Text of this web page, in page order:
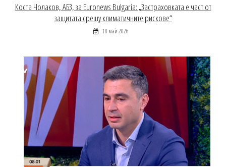
Коста Чолаков, АБЗ, за Euronews Bulgaria: „Застраховката е част от
защитата срещу климатичните рискове“
18 май 2026